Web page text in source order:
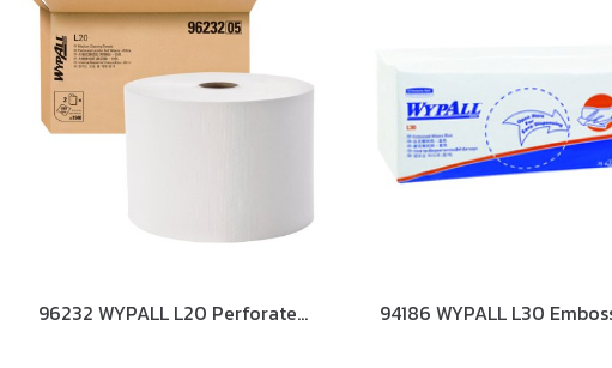
96232 WYPALL L20 Perforated Jumbo Roll Wipers